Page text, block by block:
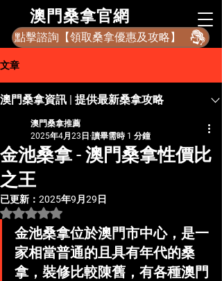
​澳門桑拿官網
點擊諮詢【領取桑拿優惠及攻略】
文章
澳門桑拿資訊 | 提供最新桑拿攻略
金池桑拿 - 澳門桑拿性價比
之王
澳門桑拿推薦
2025年4月23日 讀畢需時 1 分鐘
已更新： 2025年9月29日
評等為 NaN（最高為 5 顆星）。
金池桑拿位於澳門市中心，是一
家相當普通的且具有年代的桑
拿，裝修比較陳舊，有各種澳門